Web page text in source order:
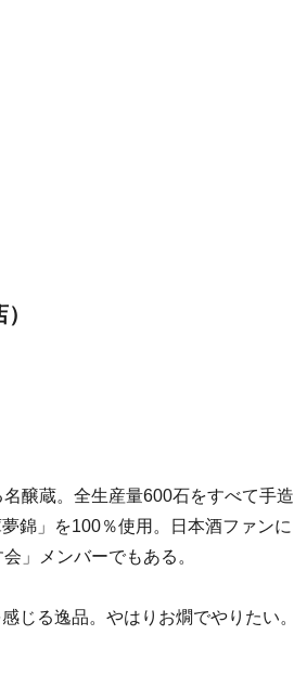
醸蔵。全生産量600石をすべて手造
錦」を100％使用。日本酒ファンに
」メンバーでもある。
じる逸品。やはりお燗でやりたい。